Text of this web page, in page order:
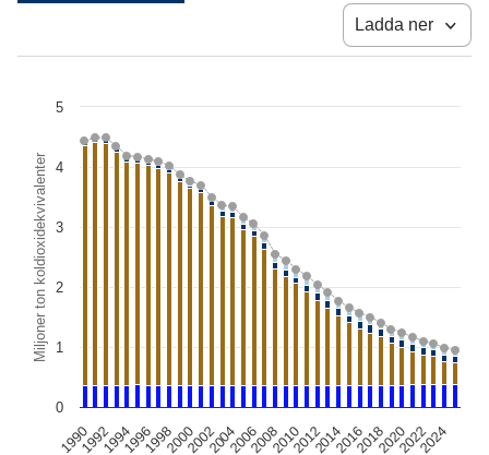
Ladda ner
Combination chart with 5 data series.
View as data table, Chart
The chart has 1 X axis displaying Utsläpp av växthusgaser från
The chart has 1 Y axis displaying Miljoner ton
Miljoner ton koldioxidekvivalenter
199019921994199619982000200220042006200820102012201420162018202020222024
0
1
2
3
4
5